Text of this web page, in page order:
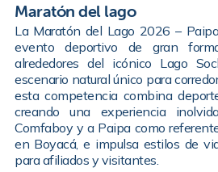
Maratón del lago
La Maratón del Lago 2026 –
evento deportivo de gran
alrededores del icónico Lago
escenario natural único para
esta competencia combina
creando una experiencia
Comfaboy y a Paipa como
en Boyacá, e impulsa estilos de
para afiliados y visitantes.